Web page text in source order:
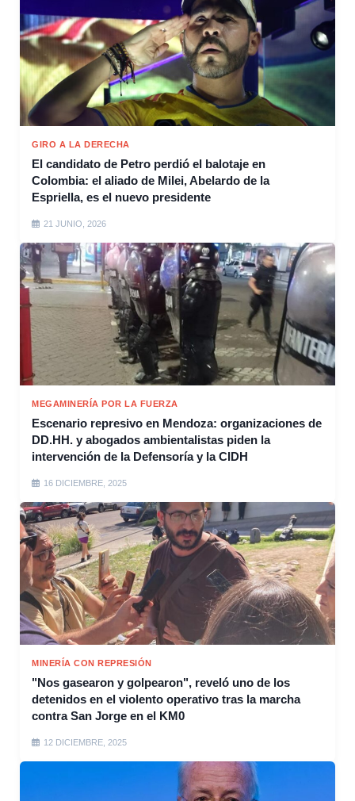
GIRO A LA DERECHA
El candidato de Petro perdió el balotaje en
Colombia: el aliado de Milei, Abelardo de la
Espriella, es el nuevo presidente
21 JUNIO, 2026
MEGAMINERÍA POR LA FUERZA
Escenario represivo en Mendoza: organizaciones de
DD.HH. y abogados ambientalistas piden la
intervención de la Defensoría y la CIDH
16 DICIEMBRE, 2025
MINERÍA CON REPRESIÓN
"Nos gasearon y golpearon", reveló uno de los
detenidos en el violento operativo tras la marcha
contra San Jorge en el KM0
12 DICIEMBRE, 2025